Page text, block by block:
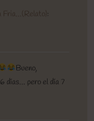
:
Bueno,
días… pero el día 7